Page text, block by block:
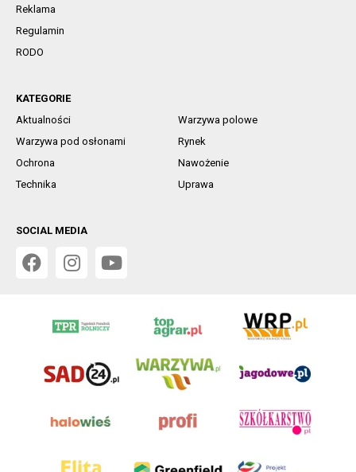
Reklama
Regulamin
RODO
KATEGORIE
Aktualności
Warzywa polowe
Warzywa pod osłonami
Rynek
Ochrona
Nawożenie
Technika
Uprawa
SOCIAL MEDIA